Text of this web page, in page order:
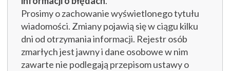
Prosimy o zachowanie wyświetlonego tytułu
wiadomości. Zmiany pojawią się w ciągu kilku
dni od otrzymania informacji. Rejestr osób
zmarłych jest jawny i dane osobowe w nim
zawarte nie podlegają przepisom ustawy o